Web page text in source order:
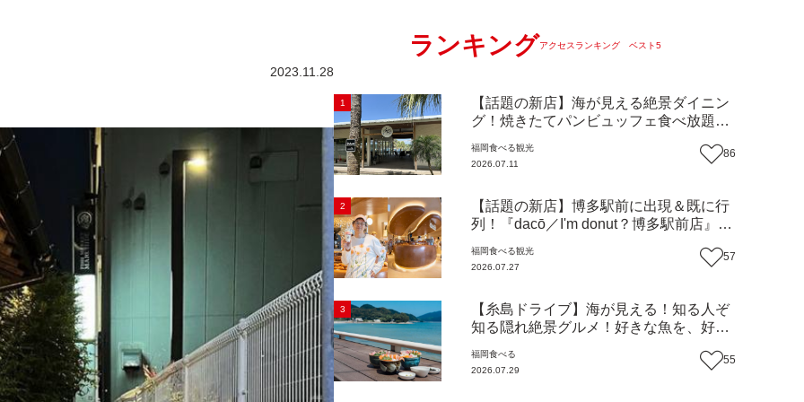
2023.11.28
ランキングアクセスランキング ベスト5
1
【話題の新店】海が見える絶景ダイニン
グ！焼きたてパンビュッフェ食べ放題で
『Ibiza Beach Cafe』（福岡・糸島市）
福岡食べる観光
2026.07.11
86
2
【話題の新店】博多駅前に出現＆既に行
列！『dacō／I'm donut？博多駅前店』徹
た楽しみ方＆イチオシメニューも紹介！
福岡食べる観光
2026.07.27
57
3
【糸島ドライブ】海が見える！知る人ぞ
知る隠れ絶景グルメ！好きな魚を、好き
はん食堂』（福岡市西区）【まち歩き】
福岡食べる
2026.07.29
55